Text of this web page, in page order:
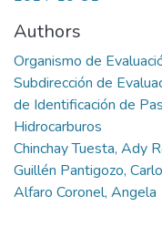
Authors
Organismo de
Subdirección de
de Identificación de
Hidrocarburos
Chinchay Tuesta, Ady
Guillén Pantigozo,
Alfaro Coronel, Angela